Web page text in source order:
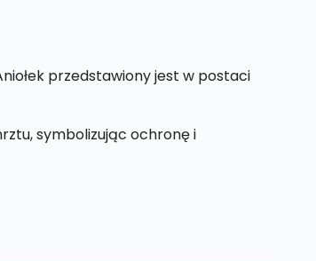
przedstawiony jest w postaci
symbolizując ochronę i